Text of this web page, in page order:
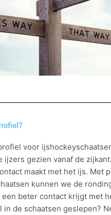
voor
ijzers gezien vanaf de
maakt met het ijs. Met
kunnen we de
beter contact krijgt met
in de schaatsen geslepen?